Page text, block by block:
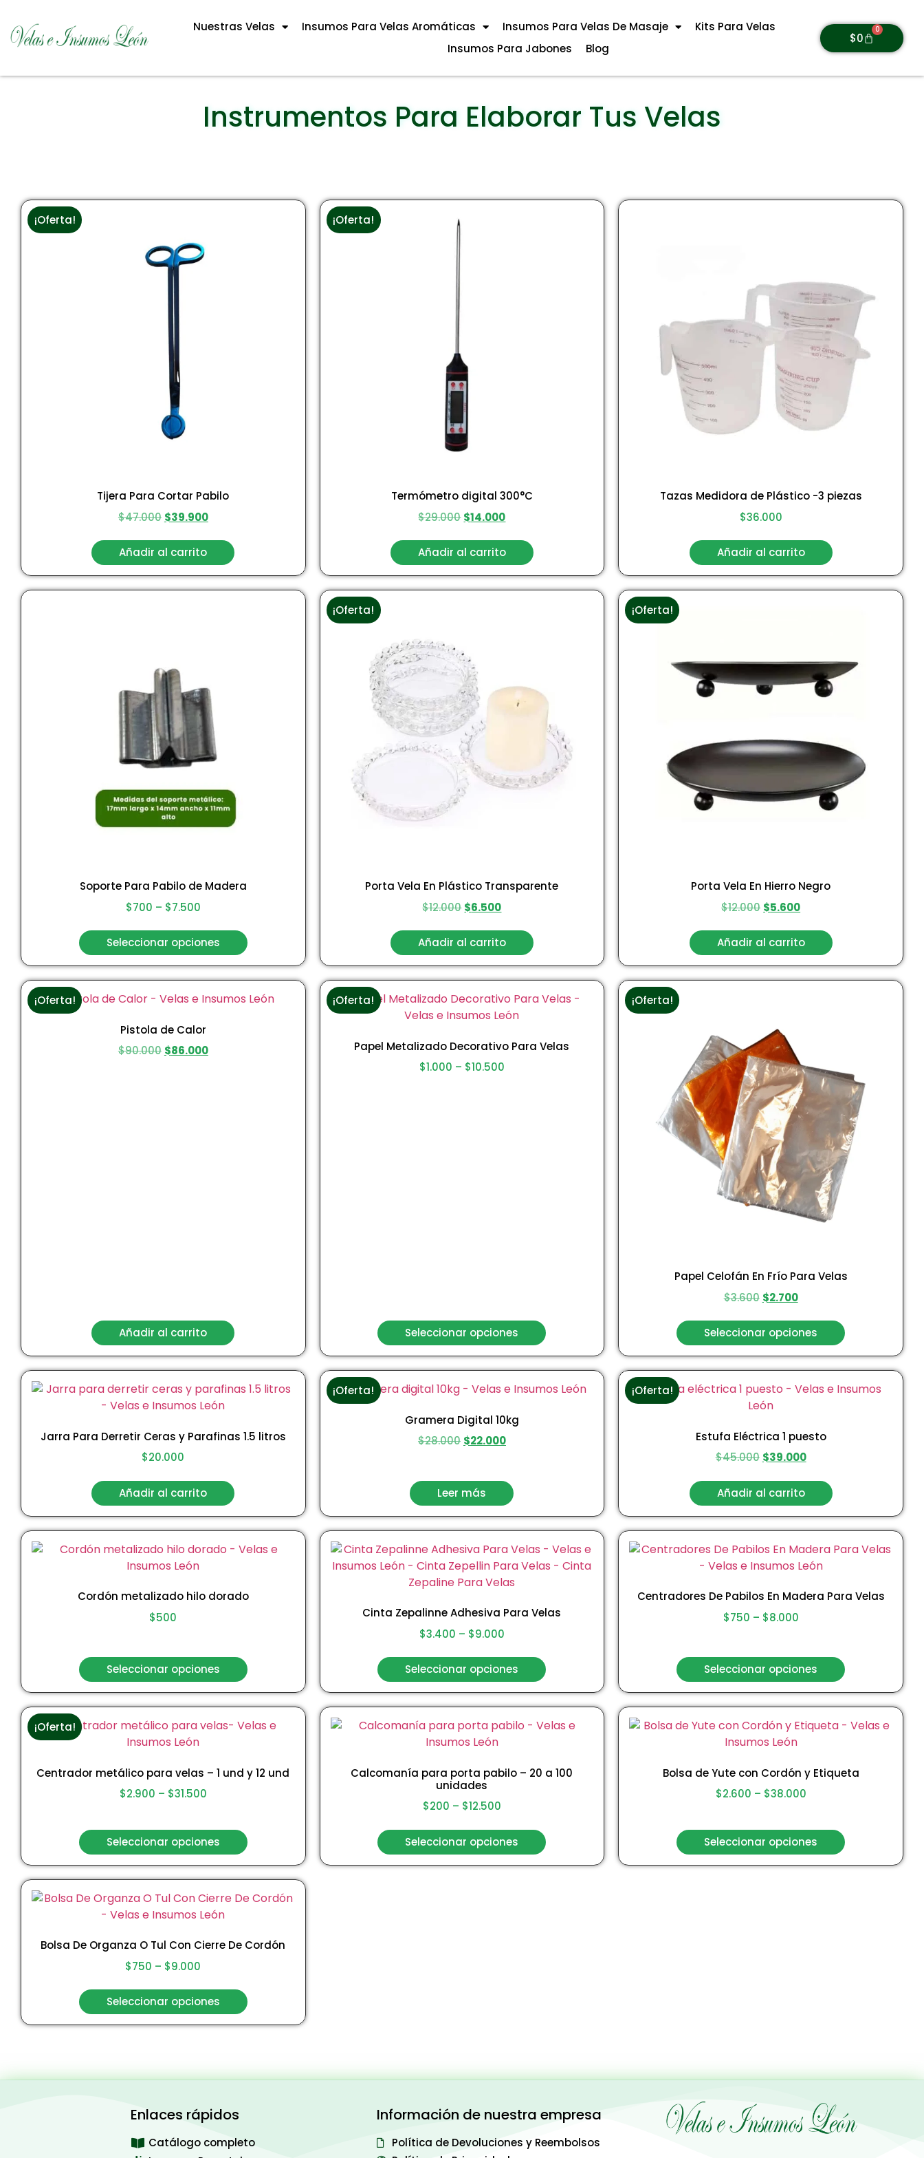
Nuestras Velas Insumos Para Velas Aromáticas Insumos Para Velas De Masaje
Kits Para Velas
Insumos Para Jabones Blog
$0
0
Instrumentos Para Elaborar Tus Velas
¡Oferta!
Tijera Para Cortar Pabilo
$47.000 $39.900
Añadir al carrito
¡Oferta!
Termómetro digital 300°C
$29.000 $14.000
Añadir al carrito
Tazas Medidora de Plástico -3 piezas
$36.000
Añadir al carrito
Soporte Para Pabilo de Madera
$700 – $7.500
Seleccionar opciones
¡Oferta!
Porta Vela En Plástico Transparente
$12.000 $6.500
Añadir al carrito
¡Oferta!
Porta Vela En Hierro Negro
$12.000 $5.600
Añadir al carrito
¡Oferta!
Pistola de Calor
$90.000 $86.000
Añadir al carrito
¡Oferta!
Papel Metalizado Decorativo Para Velas
$1.000 – $10.500
Seleccionar opciones
¡Oferta!
Papel Celofán En Frío Para Velas
$3.600 $2.700
Seleccionar opciones
Jarra Para Derretir Ceras y Parafinas 1.5 litros
$20.000
Añadir al carrito
¡Oferta!
Gramera Digital 10kg
$28.000 $22.000
Leer más
¡Oferta!
Estufa Eléctrica 1 puesto
$45.000 $39.000
Añadir al carrito
Cordón metalizado hilo dorado
$500
Seleccionar opciones
Cinta Zepalinne Adhesiva Para Velas
$3.400 – $9.000
Seleccionar opciones
Centradores De Pabilos En Madera Para Velas
$750 – $8.000
Seleccionar opciones
¡Oferta!
Centrador metálico para velas – 1 und y 12 und
$2.900 – $31.500
Seleccionar opciones
Calcomanía para porta pabilo – 20 a 100
unidades
$200 – $12.500
Seleccionar opciones
Bolsa de Yute con Cordón y Etiqueta
$2.600 – $38.000
Seleccionar opciones
Bolsa De Organza O Tul Con Cierre De Cordón
$750 – $9.000
Seleccionar opciones
Enlaces rápidos
Catálogo completo
Información de nuestra empresa
Política de Devoluciones y Reembolsos